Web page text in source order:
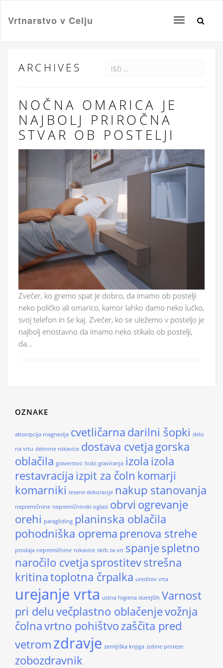
Toggle
Vrtnarstvo v Celju
ARCHIVES
NOČNA OMARICA JE
NAJBOLJ PRIROČNA
STVAR OB POSTELJI
Zvečer, ko gremo spat je dobro, da imamo ob postelji
neko poličko ali omarico, kamor lahko damo neko lučko,
svoj telefon in še kaj. Zvečer, ko se uležemo v posteljo je
najbolj enostavno da imamo neko stikalo ob postelji,
da…
OZNAKE
absorpcija magnezija cvetličarna darilni šopki delo
na vrtu delovne rokavice dostava cvetja gorska
oblačila graverstvo hobi graviranja izola izola
restavracija izpit za čoln komarji
komarniki lesene dekoracije nakup stanovanja
nepremičnine nepremičninski oglasi obrvi ogrevanje
orehi paragliding planinska oblačila
pohodniška oprema prenova strehe
prodaja nepremičnine rokavice skrb za vrt spanjespletno
naročilo cvetja sprostitevstrešna
kritinatoplotna črpalka ureditev vrta
urejanje vrta ustna higiena starejših Varnost
pri delu večplastno oblačenjevožnja
čolnavrtno pohištvo zaščita pred
vetrom zdravje zemljiška knjiga zobne proteze
zobozdravnik